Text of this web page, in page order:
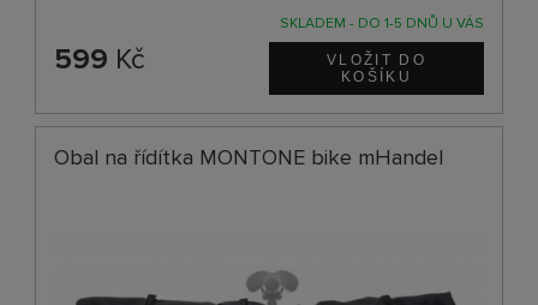
SKLADEM - DO 1-5 DNŮ U VÁS
599 Kč
Obal na řídítka MONTONE bike mHandel